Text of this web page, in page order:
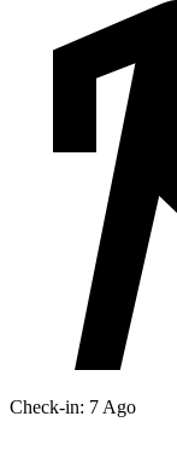
Check-in: 7 Ago